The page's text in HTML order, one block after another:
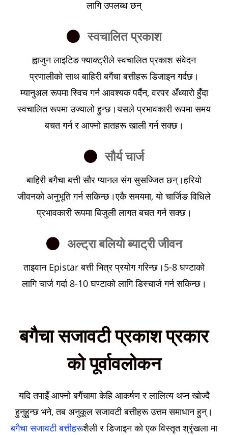
लागि उपलब्ध छन्
स्वचालित प्रकाश
ह्वाजुन लाइटिङ फ्याक्ट्रीले स्वचालित प्रकाश संवेदन
प्रणालीको साथ बाहिरी बगैंचा बत्तीहरू डिजाइन गर्दछ।
म्यानुअल रूपमा स्विच गर्न आवश्यक पर्दैन, वरपर अँध्यारो हुँदा
स्वचालित रूपमा उज्यालो हुन्छ।यसले प्रभावकारी रूपमा समय
बचत गर्न र आफ्नो हातहरू खाली गर्न सक्छ।
सौर्य चार्ज
बाहिरी बगैचा बत्ती सौर प्यानल संग सुसज्जित छन्।हरियो
जीवनको अनुभूति गर्न सकिन्छ।एकै समयमा, यो चार्जिङ विधिले
प्रभावकारी रूपमा बिजुली लागत बचत गर्न सक्छ।
अल्ट्रा बलियो ब्याट्री जीवन
ताइवान Epistar बत्ती भित्र प्रयोग गरिन्छ।5-8 घण्टाको
लागि चार्ज गर्दा 8-10 घण्टाको लागि डिस्चार्ज गर्न सकिन्छ।
बगैचा सजावटी प्रकाश प्रकार
को पूर्वावलोकन
यदि तपाइँ आफ्नो बगैंचामा केहि आकर्षण र लालित्य थप्न खोज्दै
हुनुहुन्छ भने, तब अनुकूल सजावटी बत्तीहरू उत्तम समाधान हुन्।
बगैचा सजावटी बत्तीहरूशैली र डिजाइन को एक विस्तृत श्रृंखला मा